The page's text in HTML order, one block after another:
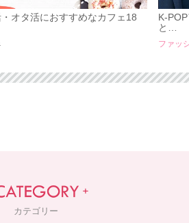
・オタ活におすすめなカフェ18
K-
と…
ファッ
カテゴリー